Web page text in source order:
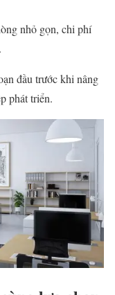
nhỏ gọn, chi phí
đầu trước khi nâng
phát triển.